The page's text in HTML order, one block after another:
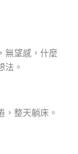
無望感，什麼
法。
，整天躺床。